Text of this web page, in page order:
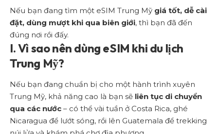
Nếu bạn đang tìm một eSIM Trung Mỹ giá tốt, dễ cài
đặt, dùng mượt khi qua biên giới, thì bạn đã đến
đúng nơi rồi đấy.
I. Vì sao nên dùng eSIM khi du lịch
Trung Mỹ?
Nếu bạn đang chuẩn bị cho một hành trình xuyên
Trung Mỹ, khả năng cao là bạn sẽ liên tục di chuyển
qua các nước – có thể vài tuần ở Costa Rica, ghé
Nicaragua để lướt sóng, rồi lên Guatemala để trekking